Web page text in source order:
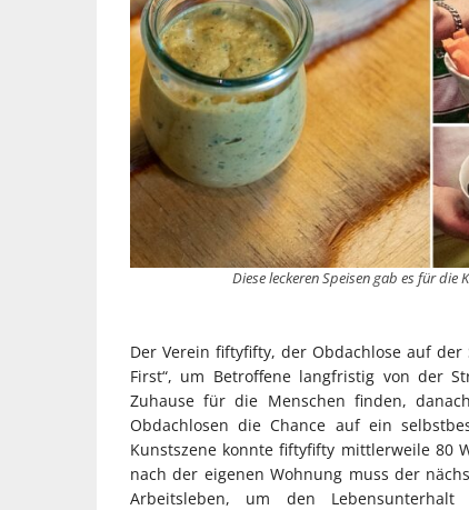
Diese leckeren Speisen gab es für die
Der Verein fiftyfifty, der Obdachlose auf
First“, um Betroffene langfristig von der
Zuhause für die Menschen finden,
Obdachlosen die Chance auf ein
Kunstszene konnte fiftyfifty mittlerweile 80
nach der eigenen Wohnung muss der
Arbeitsleben, um den